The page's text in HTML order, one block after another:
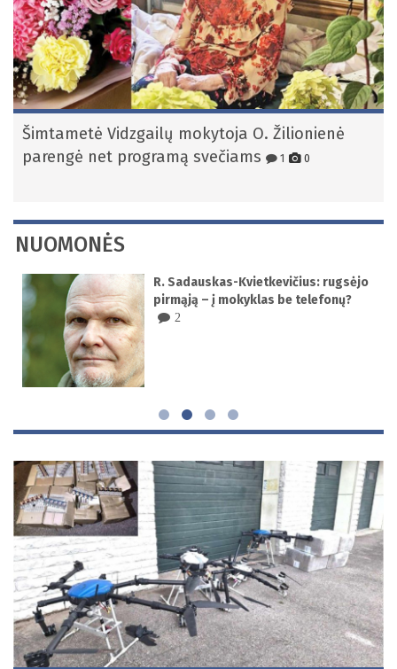
Šimtametė Vidzgailų mokytoja O. Žilionienė
parengė net programą svečiams
1 0
NUOMONĖS
R. Sadauskas-Kvietkevičius: rugsėjo
pirmąją – į mokyklas be telefonų?
2